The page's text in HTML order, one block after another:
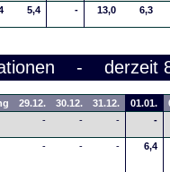
5,4 - 13,0 6,3
- derzeit
29.12. 30.12. 31.12. 01.01.
- - - -
- - - 6,4